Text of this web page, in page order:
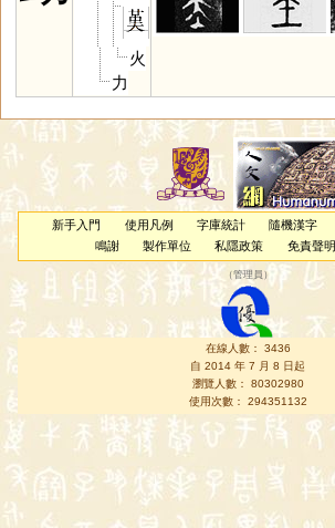
火
力
新手入門 使用凡例 字庫統計 隨機漢字
鳴謝
製作單位 私隱政策 免責聲明
（管理員 ）
在線人數： 3436
自 2014 年 7 月 8 日起
瀏覽人數： 80302980
使用次數： 294351132